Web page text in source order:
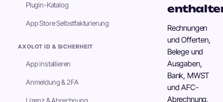
Plugin-Katalog
App Store Selbstfakturierung
AXOLOT ID & SICHERHEIT
App installieren
Anmeldung & 2FA
Lizenz & Abrechnung
Rechnungen
und Offerten,
Belege und
Ausgaben,
Bank, MWST
und AFC-
Abrechnung,